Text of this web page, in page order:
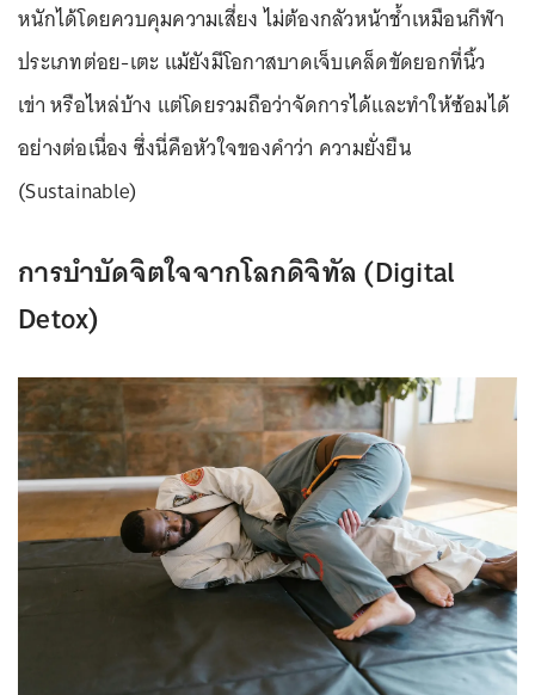
หนักได้โดยควบคุมความเสี่ยง ไม่ต้องกลัวหน้าช้ำเหมือนกีฬา
ประเภทต่อย-เตะ แม้ยังมีโอกาสบาดเจ็บเคล็ดขัดยอกที่นิ้ว
เข่า หรือไหล่บ้าง แต่โดยรวมถือว่าจัดการได้และทำให้ซ้อมได้
อย่างต่อเนื่อง ซึ่งนี่คือหัวใจของคำว่า ความยั่งยืน
(Sustainable)
การบำบัดจิตใจจากโลกดิจิทัล (Digital
Detox)